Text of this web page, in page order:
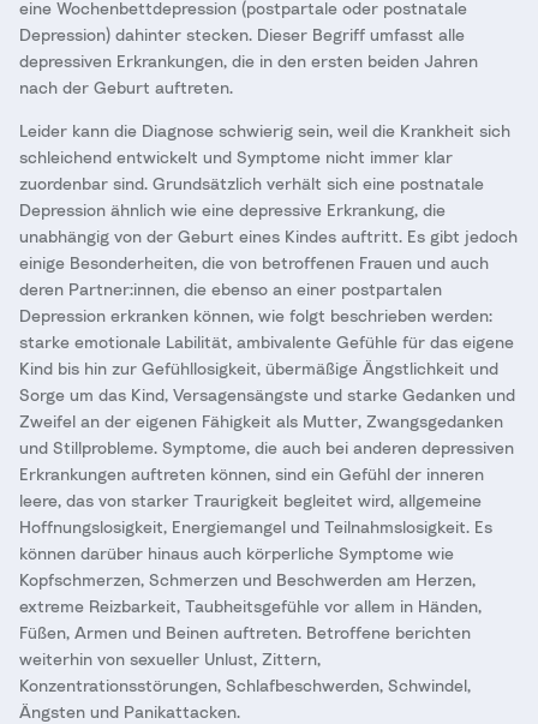
eine Wochenbettdepression (postpartale oder postnatale
Depression) dahinter stecken. Dieser Begriff umfasst alle
depressiven Erkrankungen, die in den ersten beiden Jahren
nach der Geburt auftreten.
Leider kann die Diagnose schwierig sein, weil die Krankheit sich
schleichend entwickelt und Symptome nicht immer klar
zuordenbar sind. Grundsätzlich verhält sich eine postnatale
Depression ähnlich wie eine depressive Erkrankung, die
unabhängig von der Geburt eines Kindes auftritt. Es gibt jedoch
einige Besonderheiten, die von betroffenen Frauen und auch
deren Partner:innen, die ebenso an einer postpartalen
Depression erkranken können, wie folgt beschrieben werden:
starke emotionale Labilität, ambivalente Gefühle für das eigene
Kind bis hin zur Gefühllosigkeit, übermäßige Ängstlichkeit und
Sorge um das Kind, Versagensängste und starke Gedanken und
Zweifel an der eigenen Fähigkeit als Mutter, Zwangsgedanken
und Stillprobleme. Symptome, die auch bei anderen depressiven
Erkrankungen auftreten können, sind ein Gefühl der inneren
leere, das von starker Traurigkeit begleitet wird, allgemeine
Hoffnungslosigkeit, Energiemangel und Teilnahmslosigkeit. Es
können darüber hinaus auch körperliche Symptome wie
Kopfschmerzen, Schmerzen und Beschwerden am Herzen,
extreme Reizbarkeit, Taubheitsgefühle vor allem in Händen,
Füßen, Armen und Beinen auftreten. Betroffene berichten
weiterhin von sexueller Unlust, Zittern,
Konzentrationsstörungen, Schlafbeschwerden, Schwindel,
Ängsten und Panikattacken.